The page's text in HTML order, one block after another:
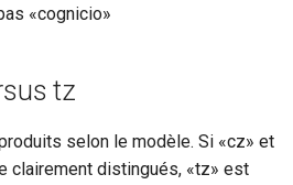
«cognicio»
tz
selon le modèle. Si «cz» et
clairement distingués, «tz» est